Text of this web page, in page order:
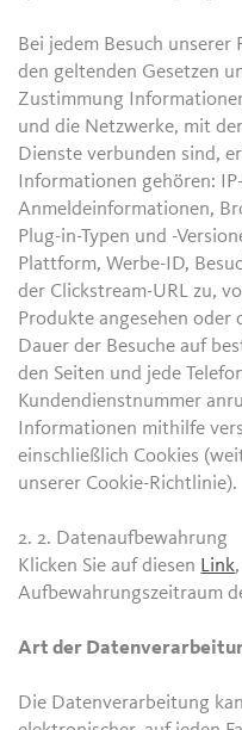
Bei jedem Besuch
den geltenden Gesetzen
Zustimmung
und die Netzwerke, mit
Dienste verbunden sind,
Informationen gehören:
Anmeldeinformationen,
Plug-in-Typen und -
Plattform, Werbe-ID,
der Clickstream-URL zu,
Produkte angesehen oder
Dauer der Besuche auf
den Seiten und jede
Kundendienstnummer
Informationen mithilfe
einschließlich Cookies
unserer Cookie-Richtlinie).
2. 2. Datenaufbewahrung
Klicken Sie auf diesen Link
Aufbewahrungszeitraum
Art der
Die Datenverarbeitung